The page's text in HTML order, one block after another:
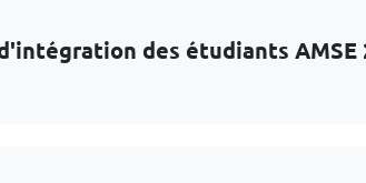
des étudiants AMSE